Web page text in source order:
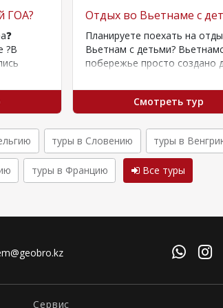
ГОА?
?В
Отдых во Вьетнаме с
Планируете поехать на
Вьетнам с детьми?
побережье просто создано
песок, пальмы,…
Смотреть тур
туры в Словению туры в
туры в Францию Все туры
Сервис